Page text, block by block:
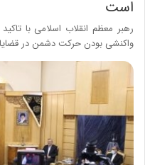
است
رهبر معظم انقلاب اسلامی با
واکنشی بودن حرکت دشمن در